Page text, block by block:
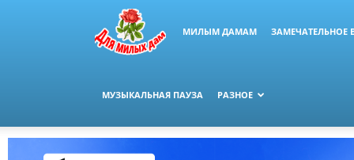
МИЛЫМ ДАМАМ ЗАМЕЧАТЕЛЬНОЕ
МУЗЫКАЛЬНАЯ ПАУЗА РАЗНОЕ